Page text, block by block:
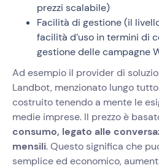
prezzi scalabile)
Facilità di gestione (il
facilità d’uso in termini di
gestione delle campagne
Ad esempio il provider di
Landbot, menzionato lungo
costruito tenendo a mente le
medie imprese. Il prezzo è
consumo, legato alle
mensili. Questo significa che
semplice ed economico,